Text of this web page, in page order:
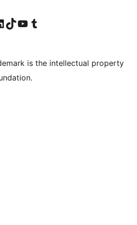
Facebook
ne pe Instagram
ne pe LinkedIn
Vizitează contul nostru TikTok
Vizitează canalul nostru YouTube
Vizitează contul nostru Tumblr
is the intellectual property